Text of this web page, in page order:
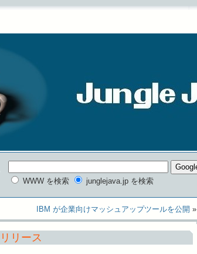
WWW を検索 junglejava.jp を検索
IBM が企業向けマッシュアップツールを公開 »
リース